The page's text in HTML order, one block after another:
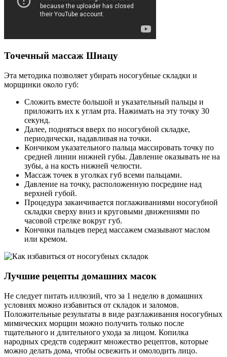
Точечный массаж Шиацу
Эта методика позволяет убирать носогубные складки и
морщинки около губ:
Сложить вместе большой и указательный пальцы и
приложить их к углам рта. Нажимать на эту точку 30
секунд.
Далее, подняться вверх по носогубной складке,
периодически, надавливая на точки.
Кончиком указательного пальца массировать точку по
средней линии нижней губы. Давление оказывать не на
зубы, а на кость нижней челюсти.
Массаж точек в уголках губ всеми пальцами.
Давление на точку, расположенную посредине над
верхней губой.
Процедура заканчивается поглаживаниями носогубной
складки сверху вниз и круговыми движениями по
часовой стрелке вокруг губ.
Кончики пальцев перед массажем смазывают маслом
или кремом.
Лучшие рецепты домашних масок
Не следует питать иллюзий, что за 1 неделю в домашних
условиях можно избавиться от складок и заломов.
Положительные результаты в виде разглаживания носогубных
мимических морщин можно получить только после
тщательного и длительного ухода за лицом. Копилка
народных средств содержит множество рецептов, которые
можно делать дома, чтобы освежить и омолодить лицо.